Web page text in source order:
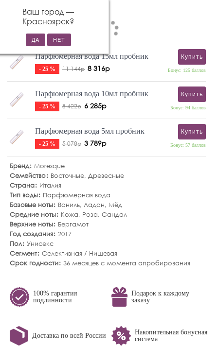
Ваш город —
Красноярск?
Парфюмерная вода 15мл пробник
- 25 % 11 144р 8 316р
Купить
Бонус: 125 баллов
Парфюмерная вода 10мл пробник
- 25 % 8 422р 6 285р
Купить
Бонус: 94 баллов
Парфюмерная вода 5мл пробник
- 25 % 5 078р 3 789р
Купить
Бонус: 57 баллов
Бренд Moresque
Семейство
Восточные, Древесные
Страна
Италия
Тип воды
Парфюмерная вода
Базовые ноты
Ваниль, Ладан, Мёд
Средние ноты
Кожа, Роза, Сандал
Верхние ноты
Бергамот
Год создания 2017
Пол Унисекс
Сегмент Селективная / Нишевая
Срок годности 36 месяцев с момента апробирования
100% гарантия
подлинности
Подарок к каждому
заказу
Доставка по всей России
Накопительная бонусная
система